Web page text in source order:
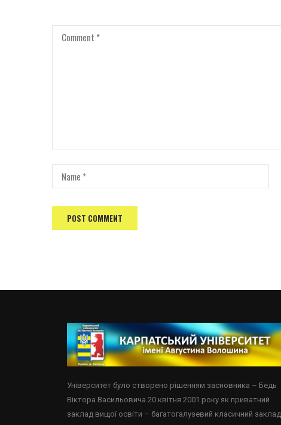
Університет було створено рішенням засновника – Бедь
Віктора Васильовича 20 квітня 2001 року як приватний
заклад вищої освіти – багатогалузевий класичний заклад